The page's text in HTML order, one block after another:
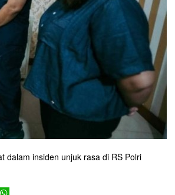
dalam insiden unjuk rasa di RS Polri